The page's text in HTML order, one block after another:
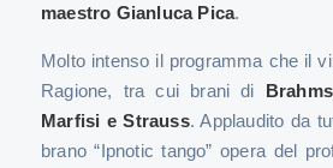
maestro Gianluca Pica.
Molto intenso il programma che il
Ragione, tra cui brani di
Marfisi e Strauss. Applaudito da
brano “Ipnotic tango” opera del